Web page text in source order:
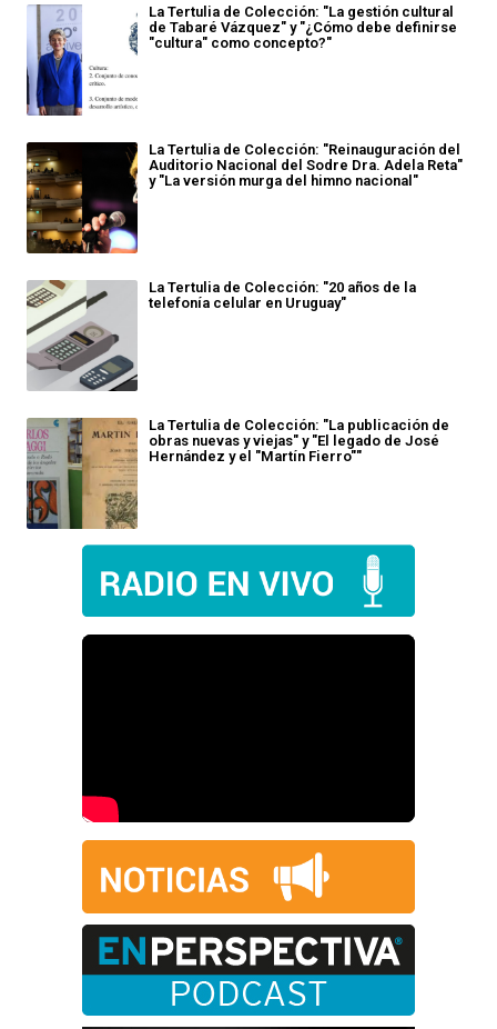
La Tertulia de Colección: "La gestión cultural
de Tabaré Vázquez" y "¿Cómo debe definirse
"cultura" como concepto?"
La Tertulia de Colección: "Reinauguración del
Auditorio Nacional del Sodre Dra. Adela Reta"
y "La versión murga del himno nacional"
La Tertulia de Colección: "20 años de la
telefonía celular en Uruguay"
La Tertulia de Colección: "La publicación de
obras nuevas y viejas" y "El legado de José
Hernández y el "Martín Fierro""